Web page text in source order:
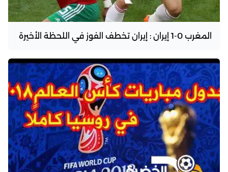
المغرب 0-1 إيران : إيران تخطف الفوز في اللحظة الأخيرة